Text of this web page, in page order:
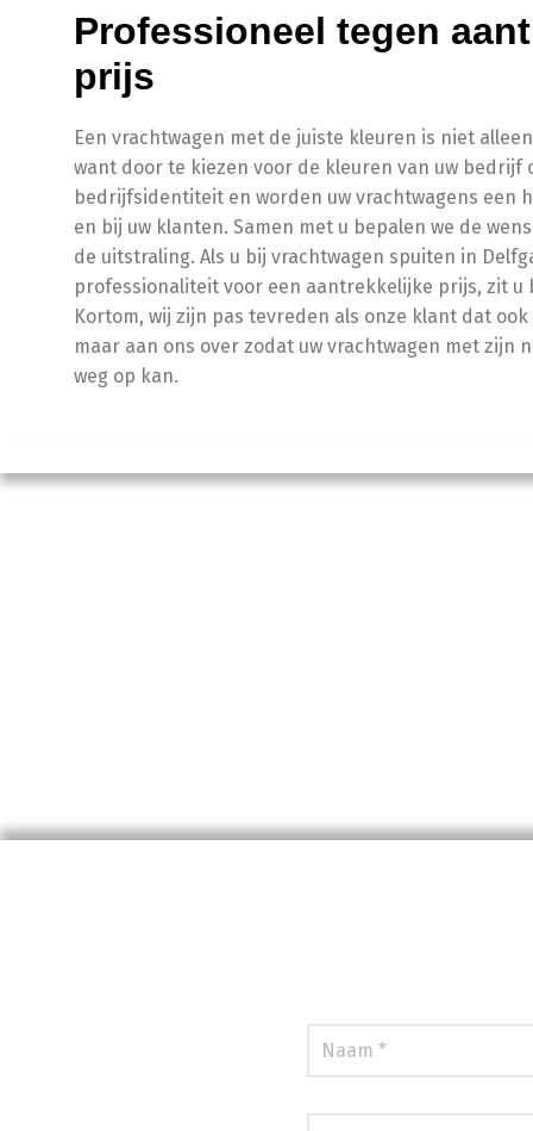
Professioneel tegen
prijs
Een vrachtwagen met de juiste kleuren is niet
want door te kiezen voor de kleuren van uw bedrijf
bedrijfsidentiteit en worden uw vrachtwagens een
en bij uw klanten. Samen met u bepalen we de
de uitstraling. Als u bij vrachtwagen spuiten in
professionaliteit voor een aantrekkelijke prijs, zit u
Kortom, wij zijn pas tevreden als onze klant dat
maar aan ons over zodat uw vrachtwagen met zijn
weg op kan.